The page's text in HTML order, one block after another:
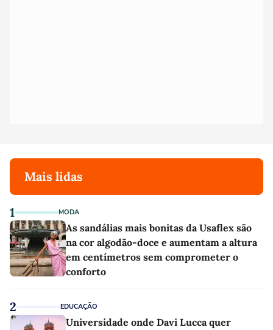
Mais lidas
1 MODA
As sandálias mais bonitas da Usaflex são
na cor algodão-doce e aumentam a altura
em centímetros sem comprometer o
conforto
2 EDUCAÇÃO
Universidade onde Davi Lucca quer